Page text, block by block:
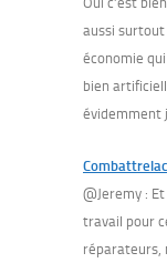
aussi surtout
économie
bien
évidemment
@Jeremy :
travail pour
réparateurs,